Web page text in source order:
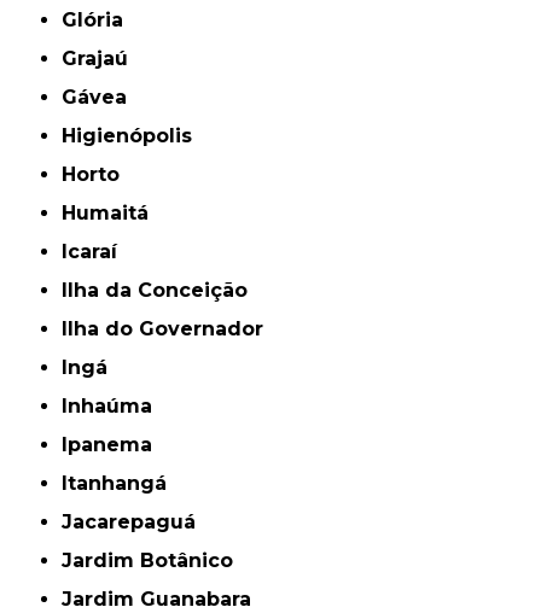
Glória
Grajaú
Gávea
Higienópolis
Horto
Humaitá
Icaraí
Ilha da Conceição
Ilha do Governador
Ingá
Inhaúma
Ipanema
Itanhangá
Jacarepaguá
Jardim Botânico
Jardim Guanabara